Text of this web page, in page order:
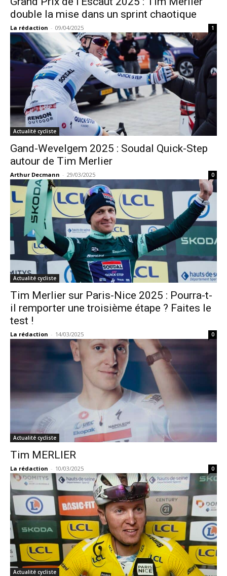
double la mise dans un sprint chaotique
La rédaction - 09/04/2025 1
Actualité cycliste
Gand-Wevelgem 2025 : Soudal Quick-Step
autour de Tim Merlier
Arthur Decmann - 29/03/2025 0
Actualité cycliste
Tim Merlier sur Paris-Nice 2025 : Pourra-t-
il remporter une troisième étape ? Faites le
test !
La rédaction - 14/03/2025 0
Actualité cycliste
Tim MERLIER
La rédaction - 10/03/2025 0
Actualité cycliste